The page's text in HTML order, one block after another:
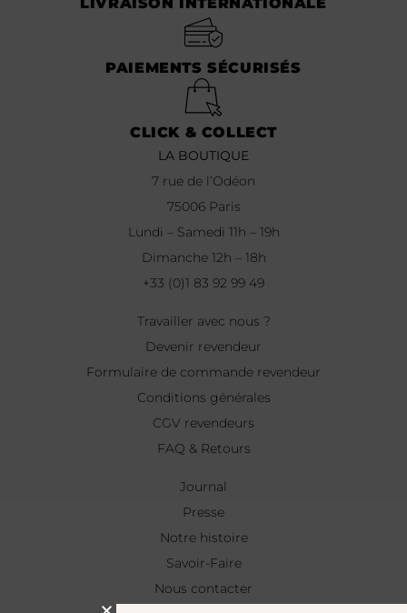
PAIEMENTS SÉCURISÉS
CLICK & COLLECT
LA BOUTIQUE
7 rue de l’Odéon
75006 Paris
Lundi – Samedi 11h – 19h
Dimanche 12h – 18h
+33 (0)1 83 92 99 49
Travailler avec nous ?
Devenir revendeur
Formulaire de commande revendeur
Conditions générales
CGV revendeurs
FAQ & Retours
Journal
Presse
Notre histoire
Savoir-Faire
Nous contacter